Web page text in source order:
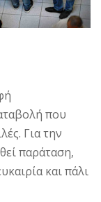
που
Για την
παράταση,
και πάλι